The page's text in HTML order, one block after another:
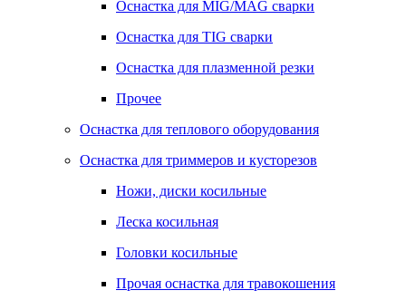
Оснастка для MIG/MAG сварки
Оснастка для TIG сварки
Оснастка для плазменной резки
Прочее
Оснастка для теплового оборудования
Оснастка для триммеров и кусторезов
Ножи, диски косильные
Леска косильная
Головки косильные
Прочая оснастка для травокошения